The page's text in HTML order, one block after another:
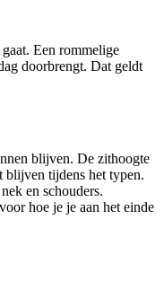
Een rommelige
doorbrengt. Dat geldt
blijven. De zithoogte
blijven tijdens het typen.
en schouders.
hoe je je aan het einde